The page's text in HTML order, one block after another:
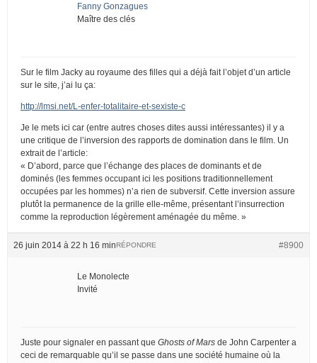
Fanny Gonzagues
Maître des clés
Sur le film Jacky au royaume des filles qui a déjà fait l’objet d’un article
sur le site, j’ai lu ça:
http://lmsi.net/L-enfer-totalitaire-et-sexiste-c
Je le mets ici car (entre autres choses dites aussi intéressantes) il y a
une critique de l’inversion des rapports de domination dans le film. Un
extrait de l’article:
« D’abord, parce que l’échange des places de dominants et de
dominés (les femmes occupant ici les positions traditionnellement
occupées par les hommes) n’a rien de subversif. Cette inversion assure
plutôt la permanence de la grille elle-même, présentant l’insurrection
comme la reproduction légèrement aménagée du même. »
26 juin 2014 à 22 h 16 min #8900
RÉPONDRE
Le Monolecte
Invité
Juste pour signaler en passant que Ghosts of Mars de John Carpenter a
ceci de remarquable qu’il se passe dans une société humaine où la